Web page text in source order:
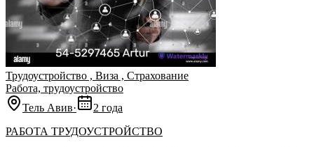
Трудоустройство , Виза , Страхование
Работа, трудоустройство
Тель Авив·
2 года
РАБОТА ТРУДОУСТРОЙСТВО